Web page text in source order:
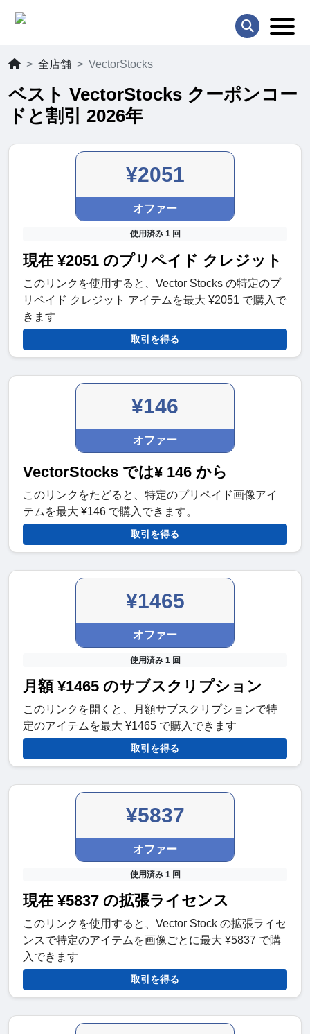
全店舗 VectorStocks
ベスト VectorStocks クーポンコー
ドと割引 2026年
¥2051
オファー
使用済み 1 回
現在 ¥2051 のプリペイド クレジット
このリンクを使用すると、Vector Stocks の特定のプ
リペイド クレジット アイテムを最大 ¥2051 で購入で
きます
取引を得る
¥146
オファー
VectorStocks では¥ 146 から
このリンクをたどると、特定のプリペイド画像アイ
テムを最大 ¥146 で購入できます。
取引を得る
¥1465
オファー
使用済み 1 回
月額 ¥1465 のサブスクリプション
このリンクを開くと、月額サブスクリプションで特
定のアイテムを最大 ¥1465 で購入できます
取引を得る
¥5837
オファー
使用済み 1 回
現在 ¥5837 の拡張ライセンス
このリンクを使用すると、Vector Stock の拡張ライセ
ンスで特定のアイテムを画像ごとに最大 ¥5837 で購
入できます
取引を得る